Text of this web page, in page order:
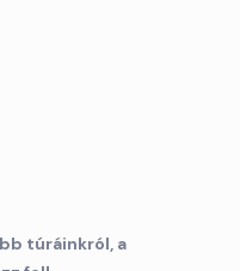
túráinkról, a